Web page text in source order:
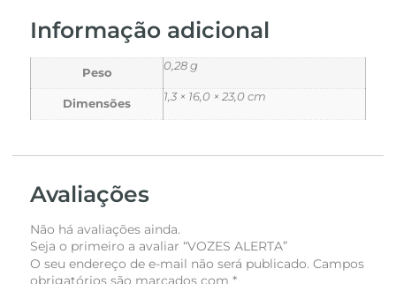
Informação adicional
Peso
0,28 g
Dimensões
1,3 × 16,0 × 23,0 cm
Avaliações
Não há avaliações ainda.
Seja o primeiro a avaliar “VOZES ALERTA”
O seu endereço de e-mail não será publicado. Campos
obrigatórios são marcados com *